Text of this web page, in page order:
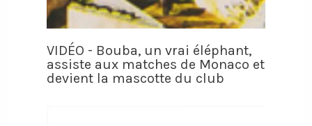
VIDÉO - Bouba, un vrai éléphant,
assiste aux matches de Monaco et
devient la mascotte du club